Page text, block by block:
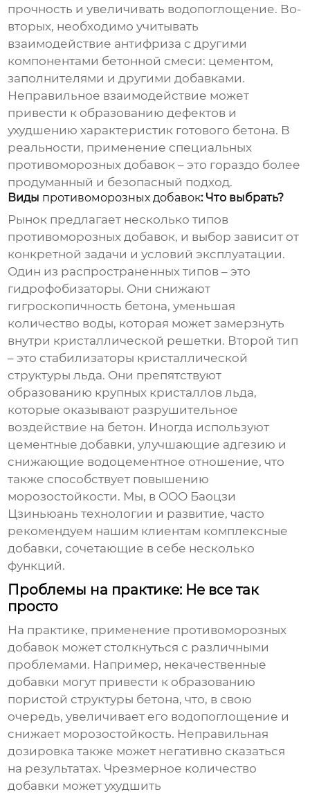
прочность и увеличивать водопоглощение. Во-
вторых, необходимо учитывать
взаимодействие антифриза с другими
компонентами бетонной смеси: цементом,
заполнителями и другими добавками.
Неправильное взаимодействие может
привести к образованию дефектов и
ухудшению характеристик готового бетона. В
реальности, применение специальных
противоморозных добавок – это гораздо более
продуманный и безопасный подход.
Виды противоморозных добавок: Что выбрать?
Рынок предлагает несколько типов
противоморозных добавок, и выбор зависит от
конкретной задачи и условий эксплуатации.
Один из распространенных типов – это
гидрофобизаторы. Они снижают
гигроскопичность бетона, уменьшая
количество воды, которая может замерзнуть
внутри кристаллической решетки. Второй тип
– это стабилизаторы кристаллической
структуры льда. Они препятствуют
образованию крупных кристаллов льда,
которые оказывают разрушительное
воздействие на бетон. Иногда используют
цементные добавки, улучшающие адгезию и
снижающие водоцементное отношение, что
также способствует повышению
морозостойкости. Мы, в ООО Баоцзи
Цзиньюань технологии и развитие, часто
рекомендуем нашим клиентам комплексные
добавки, сочетающие в себе несколько
функций.
Проблемы на практике: Не все так
просто
На практике, применение противоморозных
добавок может столкнуться с различными
проблемами. Например, некачественные
добавки могут привести к образованию
пористой структуры бетона, что, в свою
очередь, увеличивает его водопоглощение и
снижает морозостойкость. Неправильная
дозировка также может негативно сказаться
на результатах. Чрезмерное количество
добавки может ухудшить